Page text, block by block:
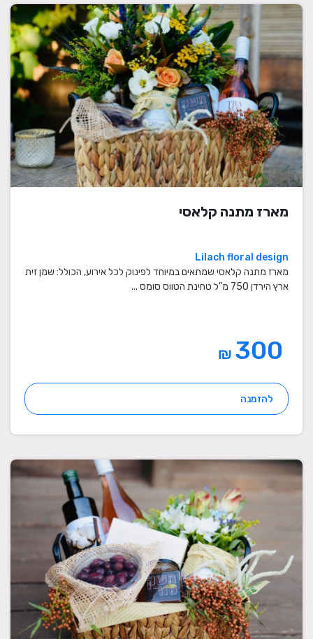
מארז מתנה קלאסי
Lilach floral design
מארז מתנה קלאסי שמתאים במיוחד לפינוק לכל אירוע, הכולל: שמן זית
ארץ הירדן 750 מ"ל טחינת הטווס סומס ...
₪
להזמנה